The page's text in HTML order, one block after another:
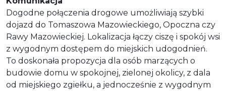
Dogodne połączenia drogowe umożliwiają szybki
dojazd do Tomaszowa Mazowieckiego, Opoczna czy
Rawy Mazowieckiej. Lokalizacja łączy ciszę i spokój wsi
z wygodnym dostępem do miejskich udogodnień.
To doskonała propozycja dla osób marzących o
budowie domu w spokojnej, zielonej okolicy, z dala
od miejskiego zgiełku, a jednocześnie z wygodnym